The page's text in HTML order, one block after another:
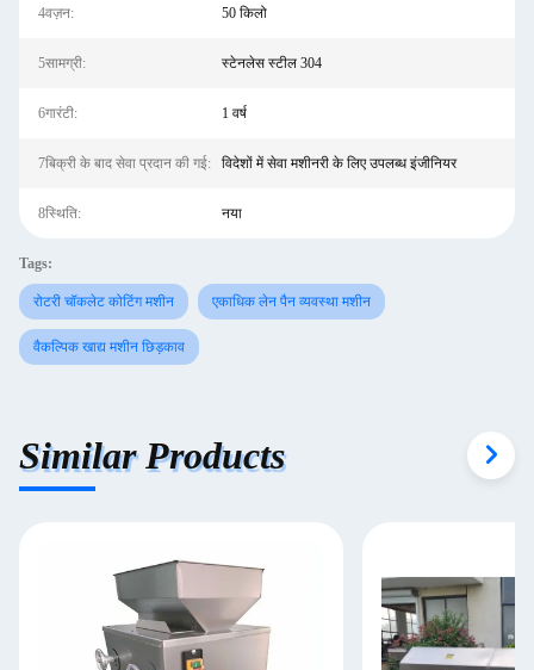
4वज़न: 50 किलो
5सामग्री: स्टेनलेस स्टील 304
6गारंटी: 1 वर्ष
7बिक्री के बाद सेवा प्रदान की गई: विदेशों में सेवा मशीनरी के लिए उपलब्ध इंजीनियर
8स्थिति: नया
Tags:
रोटरी चॉकलेट कोटिंग मशीन एकाधिक लेन पैन व्यवस्था मशीन
वैकल्पिक खाद्य मशीन छिड़काव
Similar Products